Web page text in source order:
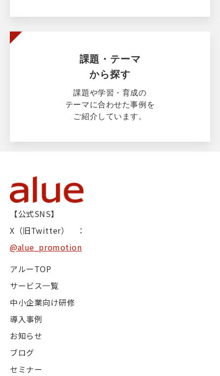
課題・テーマ
から探す
課題や学習・育成の
テーマに合わせた事例を
ご紹介しています。
【公式SNS】
X（旧Twitter） ：
@alue_promotion
アルーTOP
サービス一覧
中小企業向け研修
導入事例
お知らせ
ブログ
セミナー